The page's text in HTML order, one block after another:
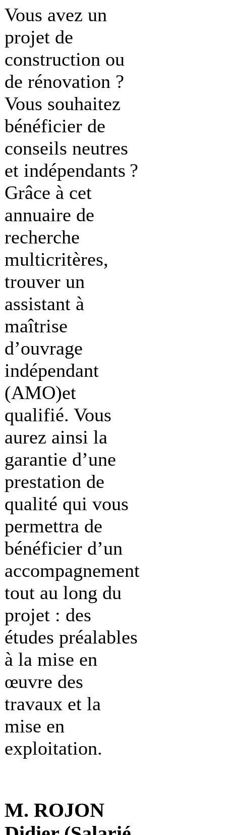
Vous avez un
projet de
construction ou
de rénovation ?
Vous souhaitez
bénéficier de
conseils neutres
et indépendants ?
Grâce à cet
annuaire de
recherche
multicritères,
trouver un
assistant à
maîtrise
d’ouvrage
indépendant
(AMO)et
qualifié. Vous
aurez ainsi la
garantie d’une
prestation de
qualité qui vous
permettra de
bénéficier d’un
accompagnement
tout au long du
projet : des
études préalables
à la mise en
œuvre des
travaux et la
mise en
exploitation.
M. ROJON